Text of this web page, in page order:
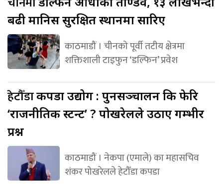
बढी मानिस सुरक्षित स्थानमा सारिए
काठमाडौं । चीनको पूर्वी तटीय क्षेत्रमा
शक्तिशाली टाइफुन ‘डल्फिन’ प्रवेश
हेटौँडाकपडा उद्योग : पुनसञ्चालन कि फेरि
‘राजनीतिक स्टन्ट’ ? पोखरेलले उठाए गम्भीर
प्रश्न
काठमाडौं । नेकपा (एमाले) का महासचिव
शंकर पोखरेलले हेटौँडा कपडा